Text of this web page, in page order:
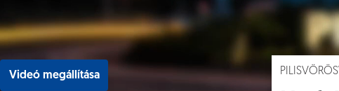
Videó megállítása